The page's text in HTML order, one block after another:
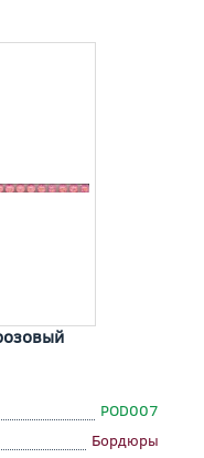
POD007
Бордюры